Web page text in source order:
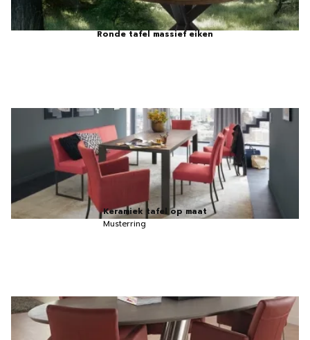
Ronde tafel massief eiken
Keramiek tafel op maat
Musterring